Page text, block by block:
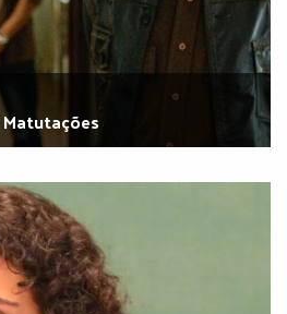
Matutações